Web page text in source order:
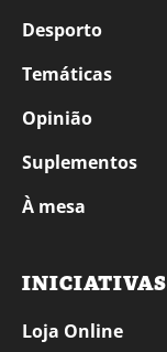
Desporto
Temáticas
Opinião
Suplementos
À mesa
INICIATIVAS
Loja Online